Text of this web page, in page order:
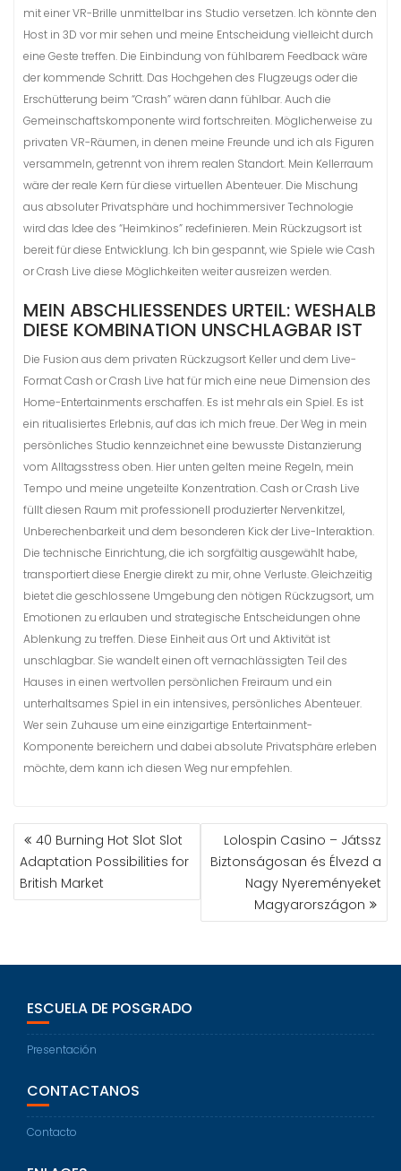
mit einer VR-Brille unmittelbar ins Studio versetzen. Ich könnte den
Host in 3D vor mir sehen und meine Entscheidung vielleicht durch
eine Geste treffen. Die Einbindung von fühlbarem Feedback wäre
der kommende Schritt. Das Hochgehen des Flugzeugs oder die
Erschütterung beim “Crash” wären dann fühlbar. Auch die
Gemeinschaftskomponente wird fortschreiten. Möglicherweise zu
privaten VR-Räumen, in denen meine Freunde und ich als Figuren
versammeln, getrennt von ihrem realen Standort. Mein Kellerraum
wäre der reale Kern für diese virtuellen Abenteuer. Die Mischung
aus absoluter Privatsphäre und hochimmersiver Technologie
wird das Idee des “Heimkinos” redefinieren. Mein Rückzugsort ist
bereit für diese Entwicklung. Ich bin gespannt, wie Spiele wie Cash
or Crash Live diese Möglichkeiten weiter ausreizen werden.
MEIN ABSCHLIESSENDES URTEIL: WESHALB D
IESE KOMBINATION UNSCHLAGBAR IST
Die Fusion aus dem privaten Rückzugsort Keller und dem Live-
Format Cash or Crash Live hat für mich eine neue Dimension des
Home-Entertainments erschaffen. Es ist mehr als ein Spiel. Es ist
ein ritualisiertes Erlebnis, auf das ich mich freue. Der Weg in mein
persönliches Studio kennzeichnet eine bewusste Distanzierung
vom Alltagsstress oben. Hier unten gelten meine Regeln, mein
Tempo und meine ungeteilte Konzentration. Cash or Crash Live
füllt diesen Raum mit professionell produzierter Nervenkitzel,
Unberechenbarkeit und dem besonderen Kick der Live-Interaktion.
Die technische Einrichtung, die ich sorgfältig ausgewählt habe,
transportiert diese Energie direkt zu mir, ohne Verluste. Gleichzeitig
bietet die geschlossene Umgebung den nötigen Rückzugsort, um
Emotionen zu erlauben und strategische Entscheidungen ohne
Ablenkung zu treffen. Diese Einheit aus Ort und Aktivität ist
unschlagbar. Sie wandelt einen oft vernachlässigten Teil des
Hauses in einen wertvollen persönlichen Freiraum und ein
unterhaltsames Spiel in ein intensives, persönliches Abenteuer.
Wer sein Zuhause um eine einzigartige Entertainment-
Komponente bereichern und dabei absolute Privatsphäre erleben
möchte, dem kann ich diesen Weg nur empfehlen.
40 Burning Hot Slot Slot
Adaptation Possibilities for
British Market
Lolospin Casino – Játssz
Biztonságosan és Élvezd a
Nagy Nyereményeket
Magyarországon
ESCUELA DE POSGRADO
Presentación
CONTACTANOS
Contacto